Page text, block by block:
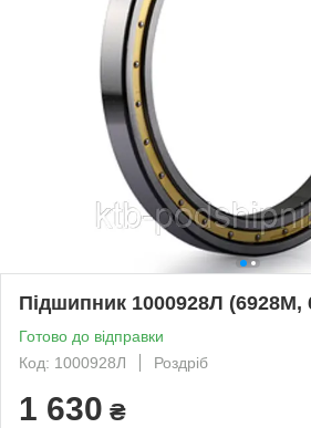
Підшипник 1000928Л (6928M,
Готово до відправки
Код: 1000928Л
Роздріб
1 630 ₴